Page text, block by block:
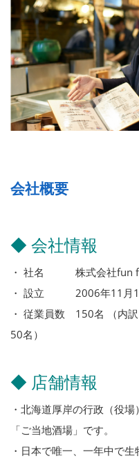
会社概要
◆ 会社情報
・ 社名 株式会社fun
・ 設立 2006年11月
・ 従業員数 150名 （内
50名）
◆ 店舗情報
・北海道厚岸の行政（役
「ご当地酒場」です。
・日本で唯一、一年中で